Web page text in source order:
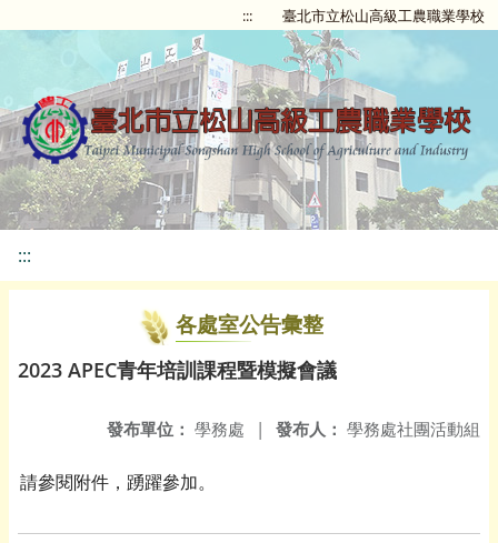
::: 臺北市立松山高級工農職業學校
:::
各處室公告彙整
2023 APEC青年培訓課程暨模擬會議
發布人： 學務處社團活動組
發布單位： 學務處 |
請參閱附件，踴躍參加。